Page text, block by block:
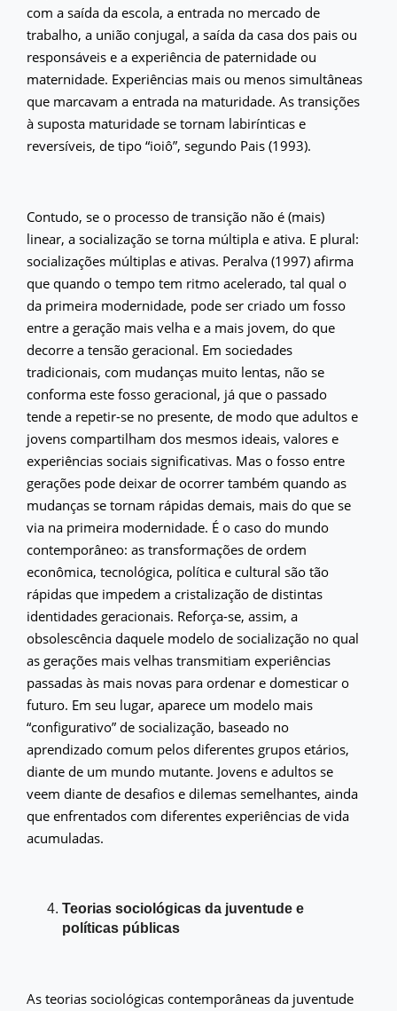
com a saída da escola, a entrada no mercado de
trabalho, a união conjugal, a saída da casa dos pais ou
responsáveis e a experiência de paternidade ou
maternidade. Experiências mais ou menos simultâneas
que marcavam a entrada na maturidade. As transições
à suposta maturidade se tornam labirínticas e
reversíveis, de tipo “ioiô”, segundo Pais (1993).
Contudo, se o processo de transição não é (mais)
linear, a socialização se torna múltipla e ativa. E plural:
socializações múltiplas e ativas. Peralva (1997) afirma
que quando o tempo tem ritmo acelerado, tal qual o
da primeira modernidade, pode ser criado um fosso
entre a geração mais velha e a mais jovem, do que
decorre a tensão geracional. Em sociedades
tradicionais, com mudanças muito lentas, não se
conforma este fosso geracional, já que o passado
tende a repetir-se no presente, de modo que adultos e
jovens compartilham dos mesmos ideais, valores e
experiências sociais significativas. Mas o fosso entre
gerações pode deixar de ocorrer também quando as
mudanças se tornam rápidas demais, mais do que se
via na primeira modernidade. É o caso do mundo
contemporâneo: as transformações de ordem
econômica, tecnológica, política e cultural são tão
rápidas que impedem a cristalização de distintas
identidades geracionais. Reforça-se, assim, a
obsolescência daquele modelo de socialização no qual
as gerações mais velhas transmitiam experiências
passadas às mais novas para ordenar e domesticar o
futuro. Em seu lugar, aparece um modelo mais
“configurativo” de socialização, baseado no
aprendizado comum pelos diferentes grupos etários,
diante de um mundo mutante. Jovens e adultos se
veem diante de desafios e dilemas semelhantes, ainda
que enfrentados com diferentes experiências de vida
acumuladas.
Teorias sociológicas da juventude e
políticas públicas
As teorias sociológicas contemporâneas da juventude